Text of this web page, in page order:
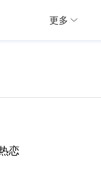
更多
恋